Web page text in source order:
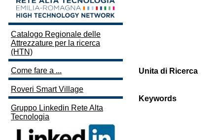
Catalogo Regionale delle
Attrezzature per la ricerca
(HTN)
Come fare a ...
Roveri Smart Village
Gruppo Linkedin Rete Alta
Tecnologia
Unita di Ricerca
Keywords